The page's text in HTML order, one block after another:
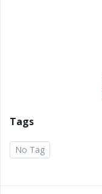
Tags
No Tag